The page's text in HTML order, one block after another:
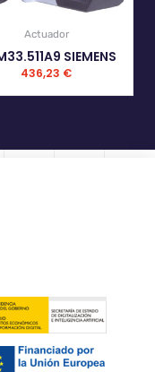
Actuador
SIEMENS
436,23 €